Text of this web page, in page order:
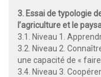
3. Essai de typologie
l’agriculture et le
3.1. Niveau 1.
3.2. Niveau 2.
une capacité de «
3.4. Niveau 3.